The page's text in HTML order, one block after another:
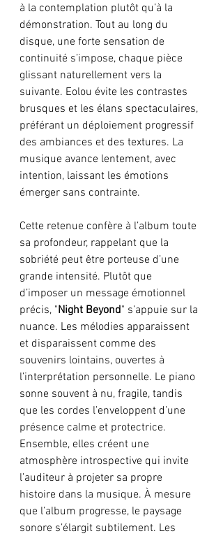
à la contemplation plutôt qu’à la
démonstration. Tout au long du
disque, une forte sensation de
continuité s’impose, chaque pièce
glissant naturellement vers la
suivante. Eolou évite les contrastes
brusques et les élans spectaculaires,
préférant un déploiement progressif
des ambiances et des textures. La
musique avance lentement, avec
intention, laissant les émotions
émerger sans contrainte.
Cette retenue confère à l’album toute
sa profondeur, rappelant que la
sobriété peut être porteuse d’une
grande intensité. Plutôt que
d’imposer un message émotionnel
précis, "Night Beyond" s’appuie sur la
nuance. Les mélodies apparaissent
et disparaissent comme des
souvenirs lointains, ouvertes à
l’interprétation personnelle. Le piano
sonne souvent à nu, fragile, tandis
que les cordes l’enveloppent d’une
présence calme et protectrice.
Ensemble, elles créent une
atmosphère introspective qui invite
l’auditeur à projeter sa propre
histoire dans la musique. À mesure
que l’album progresse, le paysage
sonore s’élargit subtilement. Les